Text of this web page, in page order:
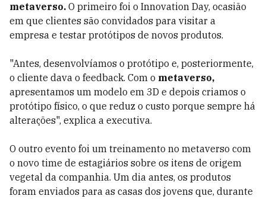
metaverso. O primeiro foi o Innovation Day, ocasião
em que clientes são convidados para visitar a
empresa e testar protótipos de novos produtos.
"Antes, desenvolvíamos o protótipo e, posteriormente,
o cliente dava o feedback. Com o metaverso,
apresentamos um modelo em 3D e depois criamos o
protótipo físico, o que reduz o custo porque sempre há
alterações", explica a executiva.
O outro evento foi um treinamento no metaverso com
o novo time de estagiários sobre os itens de origem
vegetal da companhia. Um dia antes, os produtos
foram enviados para as casas dos jovens que, durante